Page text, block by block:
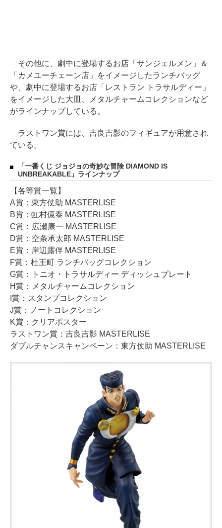
その他に、劇中に登場するお店「サンジェルメン」＆
「カメユーチェーン店」をイメージしたランチバッグ
や、劇中に登場するお店「レストラン トラサルディー」
をイメージした大皿、メタルチャームコレクションなど
がラインナップしている。
ラストワン賞には、吉良吉影のフィギュアが用意され
ている。
「一番くじ ジョジョの奇妙な冒険 DIAMOND IS
UNBREAKABLE」ラインナップ
【各等賞一覧】
A賞：東方仗助 MASTERLISE
B賞：虹村億泰 MASTERLISE
C賞：広瀬康一 MASTERLISE
D賞：空条承太郎 MASTERLISE
E賞：岸辺露伴 MASTERLISE
F賞：杜王町 ランチバッグコレクション
G賞：トニオ・トラサルディー ディッシュプレート
H賞：メタルチャームコレクション
I賞：スタンプコレクション
J賞：ノートコレクション
K賞：クリアポスター
ラストワン賞：吉良吉影 MASTERLISE
ダブルチャンスキャンペーン：東方仗助 MASTERLISE